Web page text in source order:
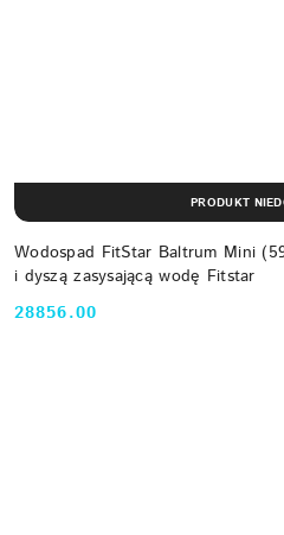
Wodospad FitStar Baltrum Mini
i dyszą zasysającą wodę Fitstar
Cena:
28856.00
PRODUKT